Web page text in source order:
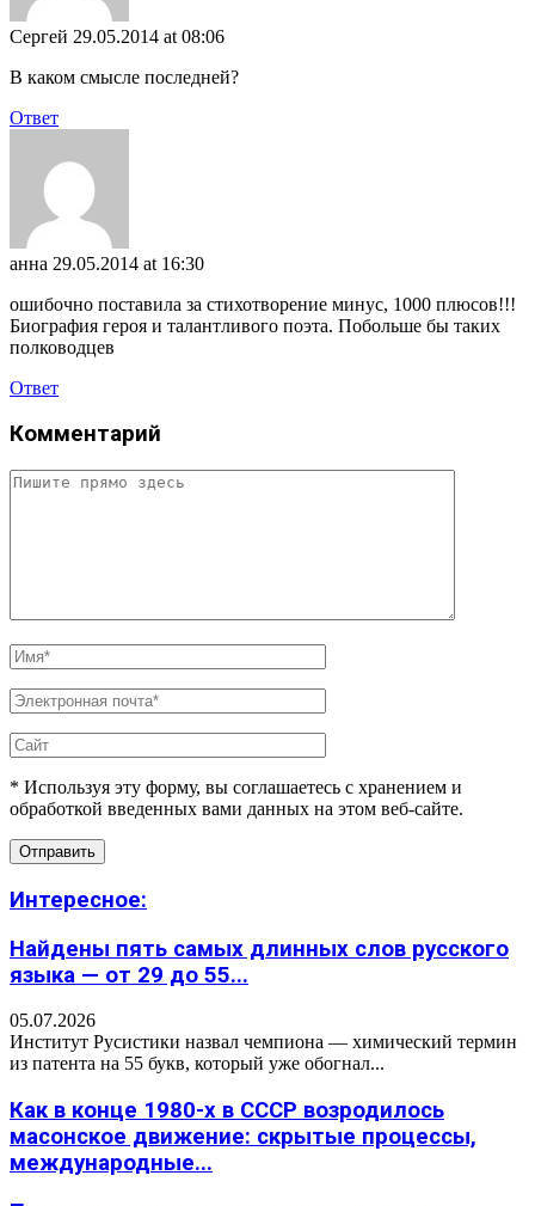
Сергей 29.05.2014 at 08:06
В каком смысле последней?
Ответ
анна 29.05.2014 at 16:30
ошибочно поставила за стихотворение минус, 1000 плюсов!!!
Биография героя и талантливого поэта. Побольше бы таких
полководцев
Ответ
Комментарий
* Используя эту форму, вы соглашаетесь с хранением и
обработкой введенных вами данных на этом веб-сайте.
Интересное:
Найдены пять самых длинных слов русского
языка — от 29 до 55...
05.07.2026
Институт Русистики назвал чемпиона — химический термин
из патента на 55 букв, который уже обогнал...
Как в конце 1980-х в СССР возродилось
масонское движение: скрытые процессы,
международные...